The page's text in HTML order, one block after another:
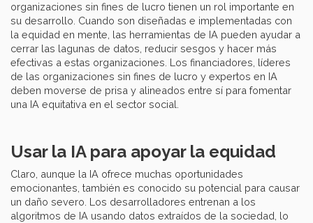
organizaciones sin fines de lucro tienen un rol importante en
su desarrollo. Cuando son diseñadas e implementadas con
la equidad en mente, las herramientas de IA pueden ayudar a
cerrar las lagunas de datos, reducir sesgos y hacer más
efectivas a estas organizaciones. Los financiadores, líderes
de las organizaciones sin fines de lucro y expertos en IA
deben moverse de prisa y alineados entre sí para fomentar
una IA equitativa en el sector social.
Usar la IA para apoyar la equidad
Claro, aunque la IA ofrece muchas oportunidades
emocionantes, también es conocido su potencial para causar
un daño severo. Los desarrolladores entrenan a los
algoritmos de IA usando datos extraídos de la sociedad, lo